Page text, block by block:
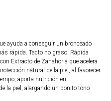
ayuda a conseguir un bronceado
rápida. Tacto no graso. Rápida
Extracto de Zanahoria que acelera
natural de la piel, al favorecer
aporta nutrición en
la piel, alargando un bonito tono